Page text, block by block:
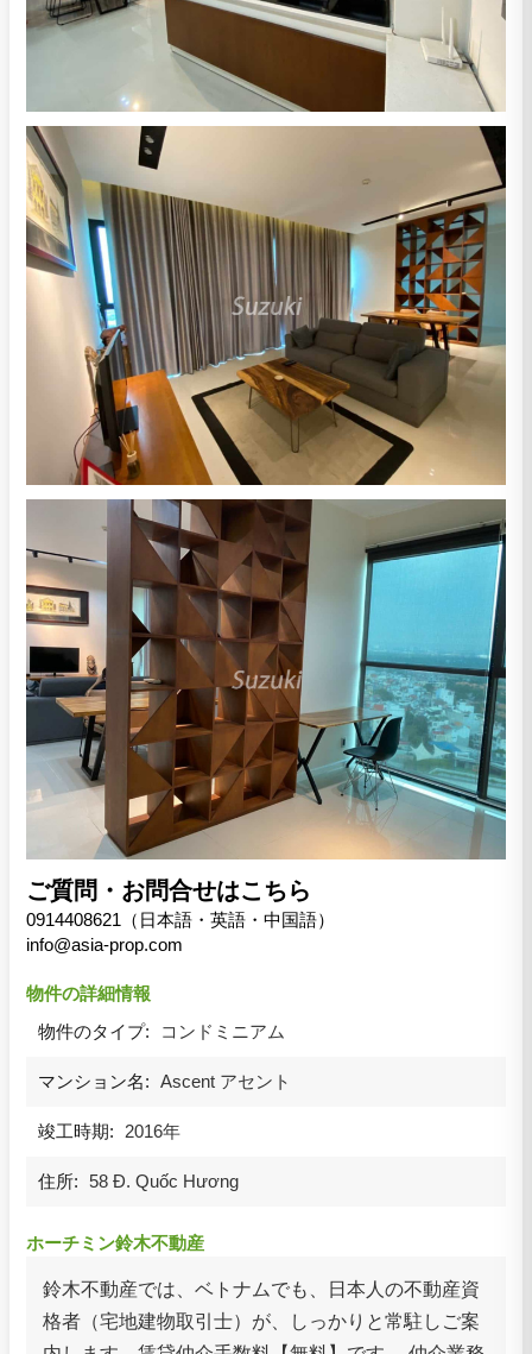
ご質問・お問合せはこちら
0914408621（日本語・英語・中国語）
info@asia-prop.com
物件の詳細情報
物件のタイプ:
コンドミニアム
マンション名: Ascent アセント
竣工時期: 2016年
住所: 58 Đ. Quốc Hương
ホーチミン鈴木不動産
鈴木不動産では、ベトナムでも、日本人の不動産資
格者（宅地建物取引士）が、しっかりと常駐しご案